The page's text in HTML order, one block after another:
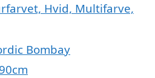
Hvid, Multifarve,
Bombay